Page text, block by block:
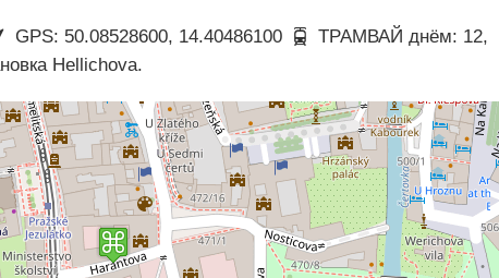
GPS: 50.08528600, 14.40486100
ТРАМВАЙ днём: 12,
Hellichova.